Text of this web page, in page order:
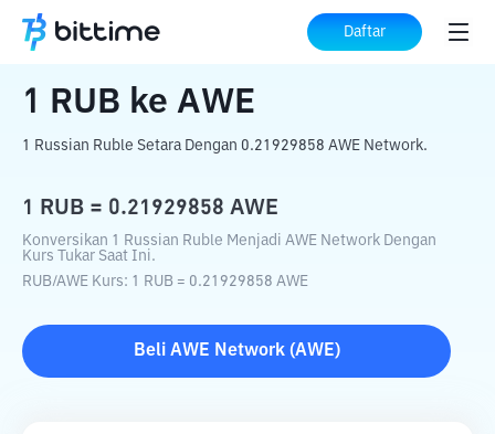
Daftar
Beranda Konverter Kripto ke AWE
1 RUB ke AWE
1 Russian Ruble Setara Dengan 0.21929858 AWE Network.
1 RUB = 0.21929858 AWE
Konversikan 1 Russian Ruble Menjadi AWE Network Dengan
Kurs Tukar Saat Ini.
RUB/AWE Kurs: 1 RUB = 0.21929858 AWE
Beli AWE Network(AWE)